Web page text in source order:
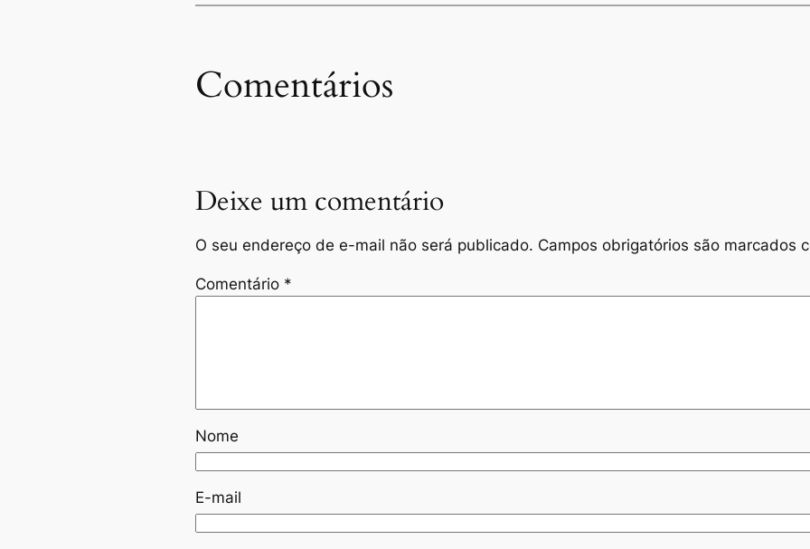
Comentários
Deixe um comentário
O seu endereço de e-mail não será publicado. Campos obrigatórios são marcados
Comentário *
Nome
E-mail